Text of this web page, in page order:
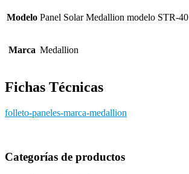
Modelo Panel Solar Medallion modelo STR-40
Marca Medallion
Fichas Técnicas
folleto-paneles-marca-medallion
Categorías de productos